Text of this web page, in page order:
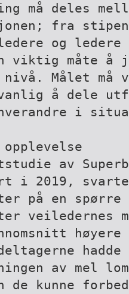
må deles
fra
og
viktig måte å
Målet må
å dele
i
av
i 2019,
på en spørre­
veiledernes
deltagerne
av mel­
de kunne